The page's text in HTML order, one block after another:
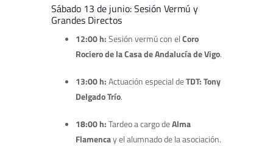
Sábado 13 de junio: Sesión Vermú y
Grandes Directos
12:00 h:Sesión vermú con elCoro
Rociero de la Casa de Andalucía de Vigo.
13:00 h:Actuación especial deTDT: Tony
Delgado Trío.
18:00 h:Tardeo a cargo deAlma
Flamencay el alumnado de la asociación.